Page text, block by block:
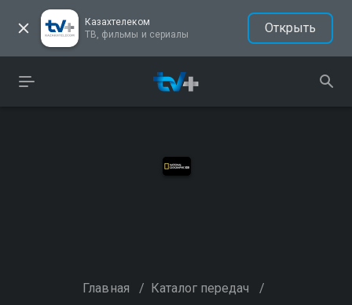
Казахтелеком
ТВ, фильмы и сериалы
Открыть
Главная / Каталог передач /